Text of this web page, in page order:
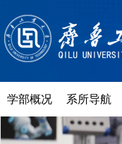
学部概况 系所导航